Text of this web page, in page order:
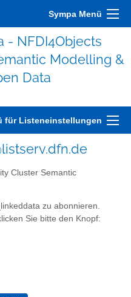
Sympa Menü
- NFDI4Objects
Modelling &
Data
für Listeneinstellungen
Cluster Semantic
zu abonnieren.
Sie bitte den Knopf: